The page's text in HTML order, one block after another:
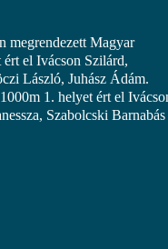
megrendezett Magyar
el Ivácson Szilárd,
László, Juhász Ádám.
1. helyet ért el
Szabolcski